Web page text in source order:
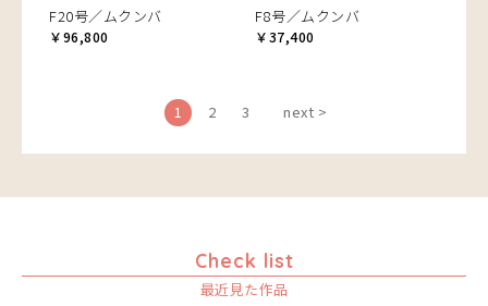
F20号／ムクンバ
￥96,800
F8号／ムクンバ
￥37,400
1 2 3 next >
Check list
最近見た作品